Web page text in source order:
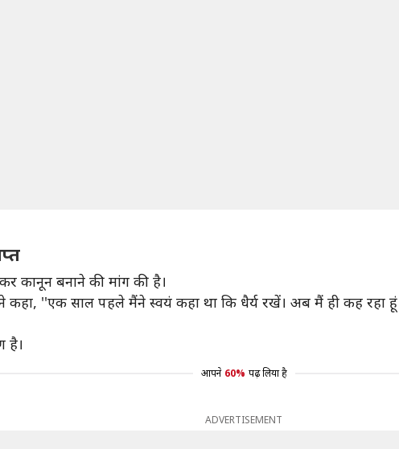
कानून बनाने की मांग की है।
कहा, ''एक साल पहले मैंने स्वयं कहा था कि धैर्य रखें। अब मैं ही कह रहा
है।
आपने 60% पढ़ लिया है
ADVERTISEMENT